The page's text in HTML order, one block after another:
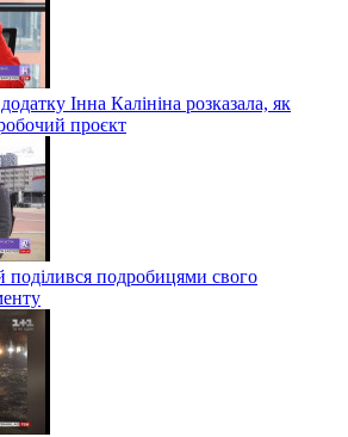
Інна Калініна розказала, як
проєкт
подробицями свого